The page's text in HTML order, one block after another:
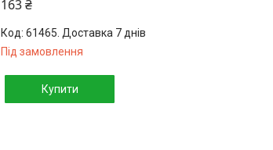
163 ₴
61465. Доставка 7 днів
Під замовлення
Купити